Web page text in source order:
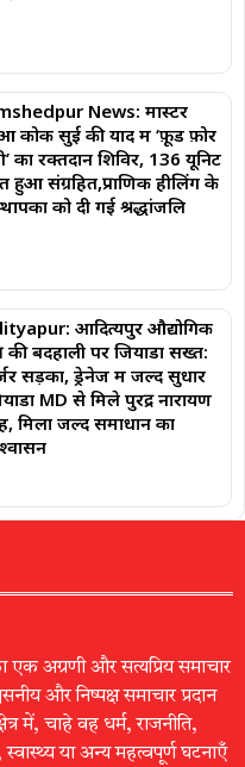
News: मास्टर
कोक सुई की याद में ‘फ़ूड फ़ोर
का रक्तदान शिविर, 136 यूनिट
हुआ संग्रहित,प्राणिक हीलिंग के
को दी गई श्रद्धांजलि
आदित्यपुर औद्योगिक
की बदहाली पर जियाडा सख्त:
सड़कों, ड्रेनेज में जल्द सुधार
MD से मिले पुरेंद्र नारायण
मिला जल्द समाधान का
अग्रणी और सत्यप्रिय समाचार
और निष्पक्ष समाचार प्रदान
में, चाहे वह धर्म, राजनीति,
या अन्य महत्वपूर्ण घटनाएँ